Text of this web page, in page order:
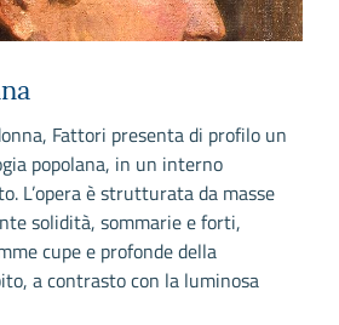
Fattori presenta di profilo un
popolana, in un interno
L’opera è strutturata da masse
solidità, sommarie e forti,
cupe e profonde della
a contrasto con la luminosa